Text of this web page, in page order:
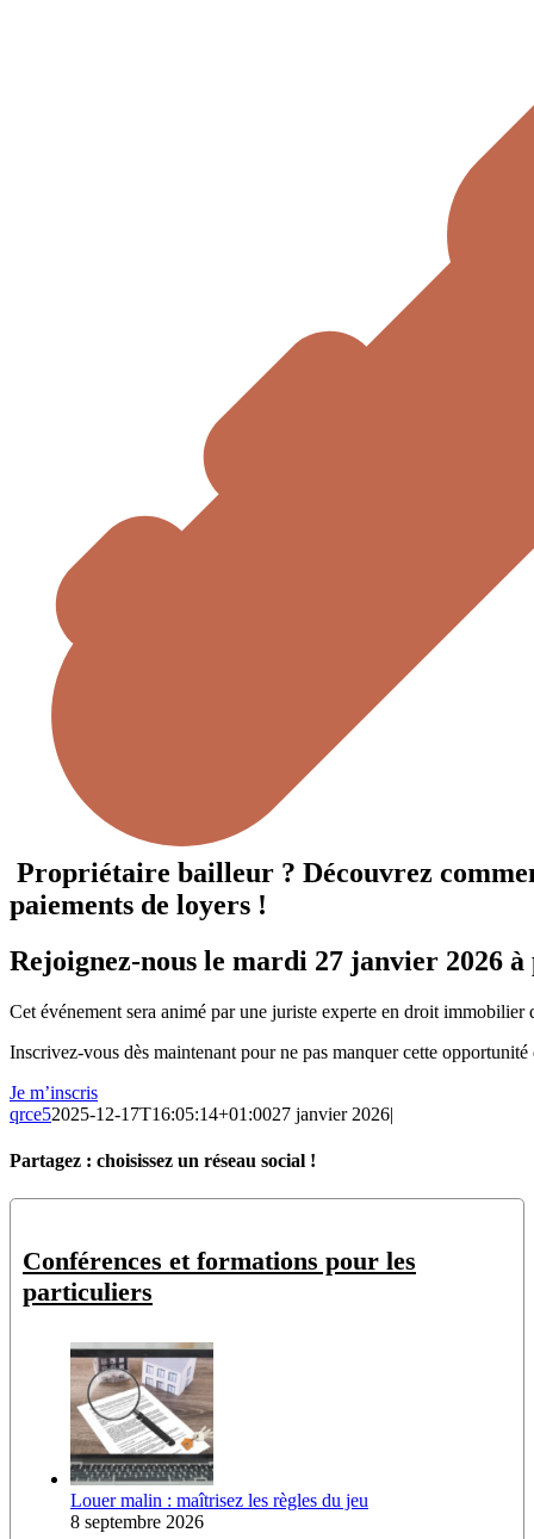
Propriétaire bailleur ? Découvrez
paiements de loyers !
Rejoignez-nous le mardi 27 janvier 2026
Cet événement sera animé par une juriste experte en droit
Inscrivez-vous dès maintenant pour ne pas manquer cette
Je m’inscris
qrce52025-12-17T16:05:14+01:0027 janvier 2026|
Partagez : choisissez un réseau social !
Facebook
XReddit
LinkedIn
WhatsApp
Pinterest
Email
Conférences et formations pour les
particuliers
Louer malin : maîtrisez les règles du jeu
8 septembre 2026